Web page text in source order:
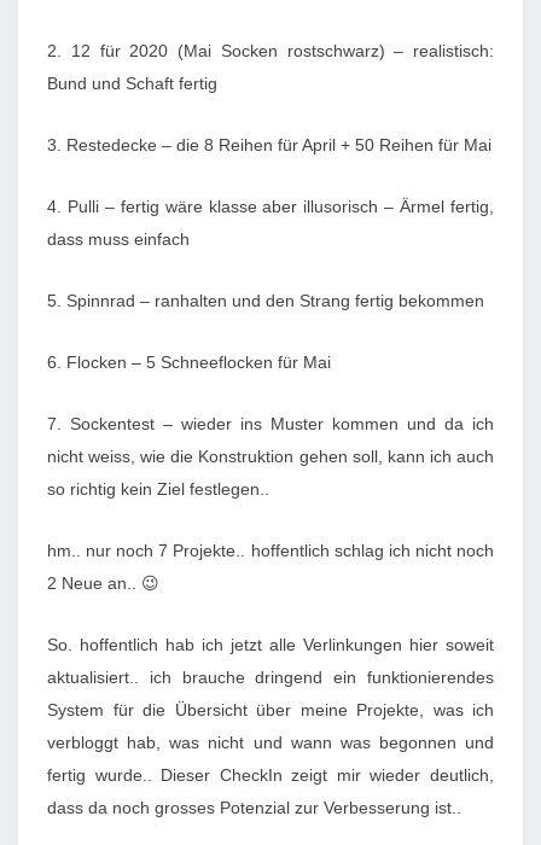
2. 12 für 2020 (Mai Socken rostschwarz) – realistisch:
Bund und Schaft fertig
3. Restedecke – die 8 Reihen für April + 50 Reihen für Mai
4. Pulli – fertig wäre klasse aber illusorisch – Ärmel fertig,
dass muss einfach
5. Spinnrad – ranhalten und den Strang fertig bekommen
6. Flocken – 5 Schneeflocken für Mai
7. Sockentest – wieder ins Muster kommen und da ich
nicht weiss, wie die Konstruktion gehen soll, kann ich auch
so richtig kein Ziel festlegen..
hm.. nur noch 7 Projekte.. hoffentlich schlag ich nicht noch
2 Neue an.. 😉
So. hoffentlich hab ich jetzt alle Verlinkungen hier soweit
aktualisiert.. ich brauche dringend ein funktionierendes
System für die Übersicht über meine Projekte, was ich
verbloggt hab, was nicht und wann was begonnen und
fertig wurde.. Dieser CheckIn zeigt mir wieder deutlich,
dass da noch grosses Potenzial zur Verbesserung ist..